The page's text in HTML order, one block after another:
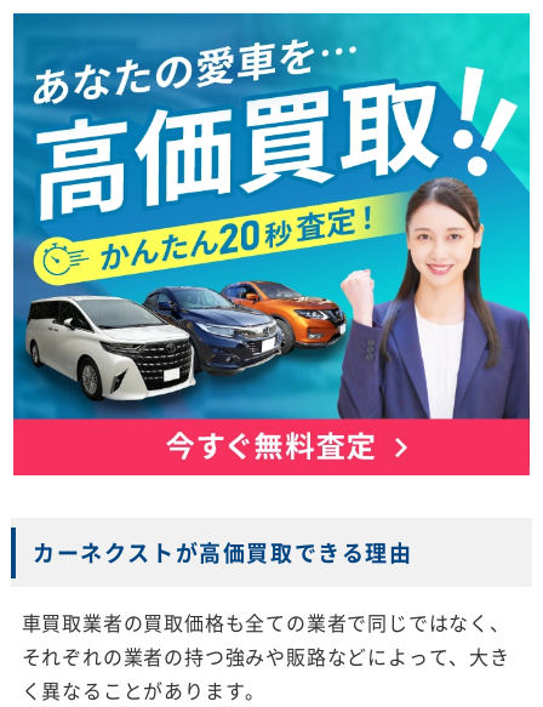
カーネクストが高価買取できる理由
車買取業者の買取価格も全ての業者で同じではなく、
それぞれの業者の持つ強みや販路などによって、大き
く異なることがあります。